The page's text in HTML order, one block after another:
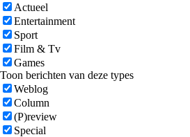
Actueel
Entertainment
Sport
Film & Tv
Games
Toon berichten van deze types
Weblog
Column
(P)review
Special